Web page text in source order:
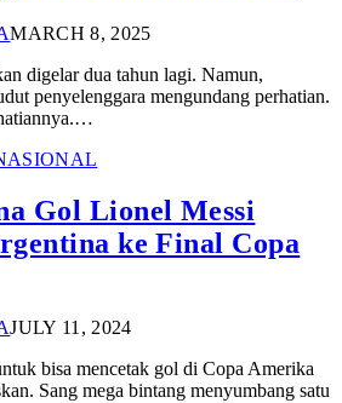
MARCH 8, 2025
digelar dua tahun lagi. Namun,
penyelenggara mengundang perhatian.
Gol Lionel Messi
ke Final Copa
JULY 11, 2024
bisa mencetak gol di Copa Amerika
Sang mega bintang menyumbang satu